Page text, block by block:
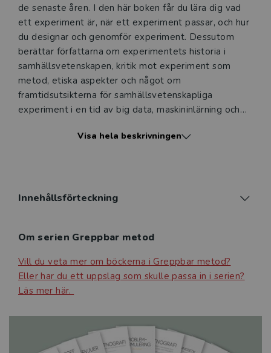
de senaste åren. I den här boken får du lära dig vad
ett experiment är, när ett experiment passar, och hur
du designar och genomför experiment. Dessutom
berättar författarna om experimentets historia i
samhällsvetenskapen, kritik mot experiment som
metod, etiska aspekter och något om
framtidsutsikterna för samhällsvetenskapliga
experiment i en tid av big data, maskininlärning och
Visa hela beskrivningen
Innehållsförteckning
Om serien Greppbar metod
Vill du veta mer om böckerna i Greppbar metod?
Eller har du ett uppslag som skulle passa in i serien?
Läs mer här.